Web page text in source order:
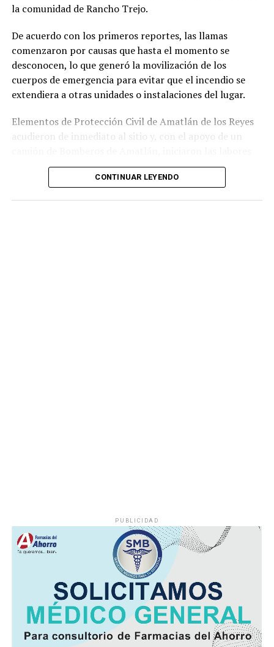
relacionados con la posesión de droga y el
públicos.
la comunidad de Rancho Trejo.
De acuerdo con los primeros reportes, las llamas
comenzaron por causas que hasta el momento se
desconocen, lo que generó la movilización de los
cuerpos de emergencia para evitar que el incendio se
extendiera a otras unidades o instalaciones del lugar.
Elementos de Protección Civil de Amatlán de los Reyes
acudieron de inmediato al sitio y, con el apoyo de un
para sofocar el fuego, logrando controlar la emergencia
tras varios minutos de trabajo.
CONTINUAR LEYENDO
PUBLICIDAD